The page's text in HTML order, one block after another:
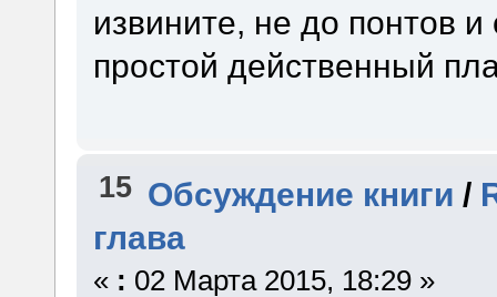
извините, не до понтов
простой действенный
15 Обсуждение книги /
глава
« : 02 Марта 2015, 18:29 »